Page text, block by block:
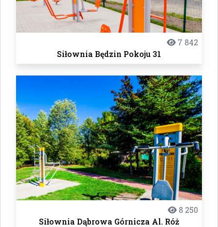
7 842
Siłownia Będzin Pokoju 31
8 250
Siłownia Dąbrowa Górnicza Al. Róż